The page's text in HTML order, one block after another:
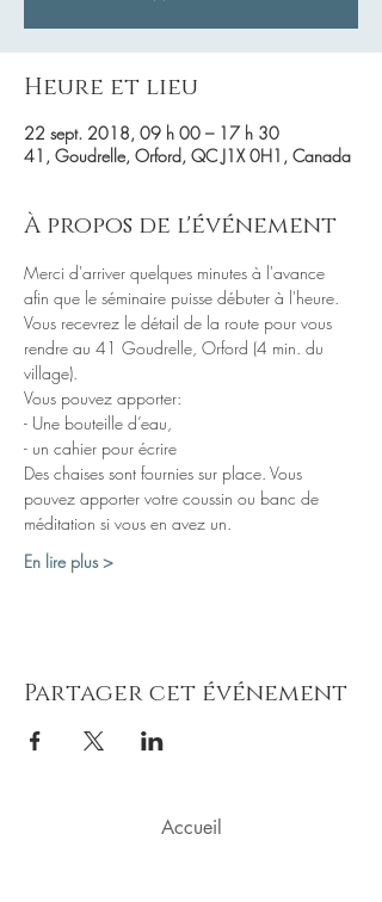
Heure et lieu
22 sept. 2018, 09 h 00 – 17 h 30
41, Goudrelle, Orford, QC J1X 0H1, Canada
À propos de l'événement
Merci d'arriver quelques minutes à l'avance
Vous recevrez le détail de la route pour vous
rendre au 41 Goudrelle, Orford (4 min. du
village).
Des chaises sont fournies sur place. Vous
pouvez apporter votre coussin ou banc de
En lire plus >
Partager cet événement
Accueil